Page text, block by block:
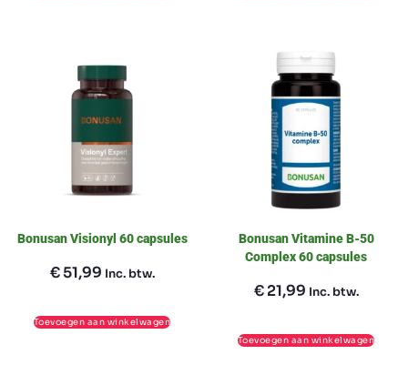
Bonusan Visionyl 60 capsules
€51,99 Inc. btw.
Toevoegen aan winkelwagen
Bonusan Vitamine B-50
Complex 60 capsules
€21,99 Inc. btw.
Toevoegen aan winkelwagen